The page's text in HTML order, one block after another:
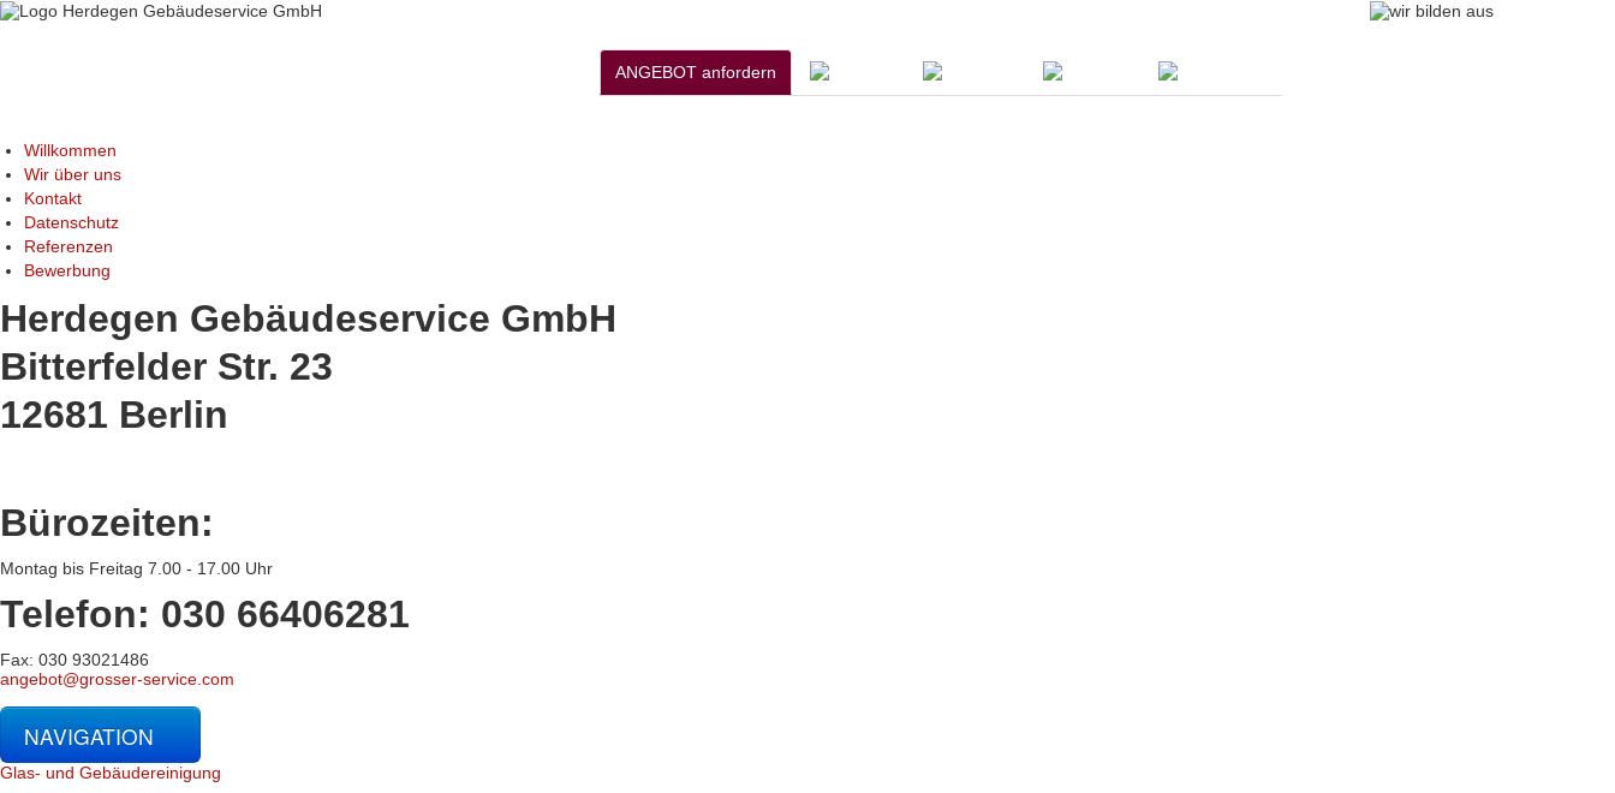
ANGEBOT anfordern
Willkommen
Wir über uns
Kontakt
Datenschutz
Referenzen
Bewerbung
Herdegen Gebäudeservice GmbH
Bitterfelder Str. 23
12681 Berlin
Bürozeiten:
Montag bis Freitag 7.00 - 17.00 Uhr
Telefon: 030 66406281
Fax: 030 93021486
angebot@grosser-service.com
NAVIGATION
Glas- und Gebäudereinigung